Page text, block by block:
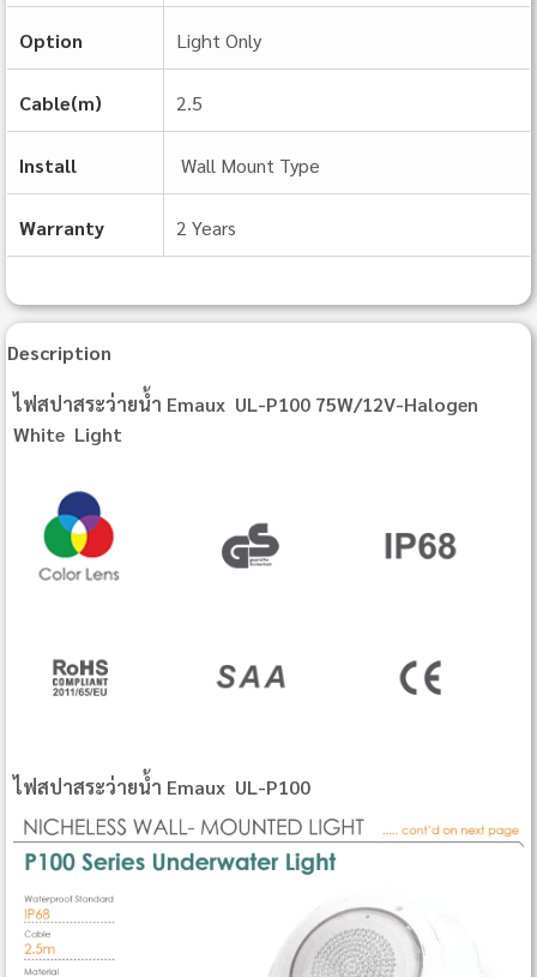
Option Light Only
Cable(m) 2.5
Install Wall Mount Type
Warranty 2 Years
Description
ไฟสปาสระว่ายน้ำ Emaux UL‐P100 75W/12V-Halogen
White Light
ไฟสปาสระว่ายน้ำ Emaux UL‐P100